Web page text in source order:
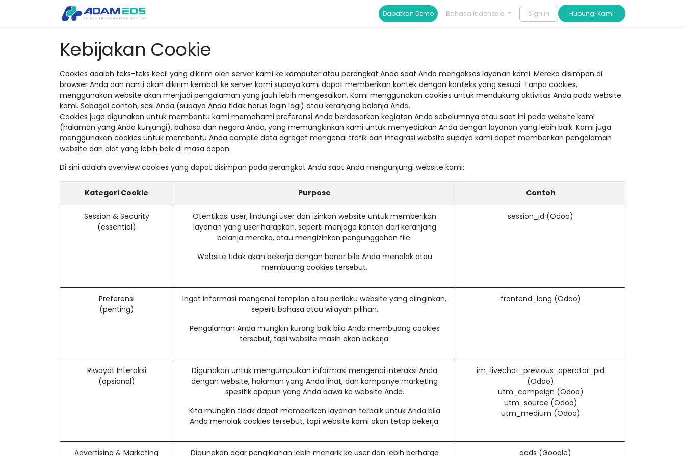
Dapatka​​n Demo Bahasa Indonesia Sign in ​​Hubungi Kami
Kebijakan Cookie
Cookies adalah teks-teks kecil yang dikirim oleh server kami ke komputer atau perangkat Anda saat Anda mengakses layanan kami. Mereka disimpan di
browser Anda dan nanti akan dikirim kembali ke server kami supaya kami dapat memberikan kontek dengan konteks yang sesuai. Tanpa cookies,
menggunakan website akan menjadi pengalaman yang jauh lebih mengesalkan. Kami menggunakan cookies untuk mendukung aktivitas Anda pada website
kami. Sebagai contoh, sesi Anda (supaya Anda tidak harus login lagi) atau keranjang belanja Anda.
Cookies juga digunakan untuk membantu kami memahami preferensi Anda berdasarkan kegiatan Anda sebelumnya atau saat ini pada website kami
(halaman yang Anda kunjungi), bahasa dan negara Anda, yang memungkinkan kami untuk menyediakan Anda dengan layanan yang lebih baik. Kami juga
menggunakan cookies untuk membantu Anda compile data agregat mengenai trafik dan integrasi website supaya kami dapat memberikan pengalaman
website dan alat yang lebih baik di masa depan.
Di sini adalah overview cookies yang dapat disimpan pada perangkat Anda saat Anda mengunjungi website kami:
Kategori Cookie Purpose Contoh
Session & Security
(essential)
Otentikasi user, lindungi user dan izinkan website untuk memberikan
layanan yang user harapkan, seperti menjaga konten dari keranjang
belanja mereka, atau mengizinkan pengunggahan file.
Website tidak akan bekerja dengan benar bila Anda menolak atau
membuang cookies tersebut.
session_id (Odoo)
Preferensi
(penting)
Ingat informasi mengenai tampilan atau perilaku website yang diinginkan,
seperti bahasa atau wilayah pilihan.
Pengalaman Anda mungkin kurang baik bila Anda membuang cookies
tersebut, tapi website masih akan bekerja.
frontend_lang (Odoo)
Riwayat Interaksi
(opsional)
Digunakan untuk mengumpulkan informasi mengenai interaksi Anda
dengan website, halaman yang Anda lihat, dan kampanye marketing
spesifik apapun yang Anda bawa ke website Anda.
Kita mungkin tidak dapat memberikan layanan terbaik untuk Anda bila
Anda menolak cookies tersebut, tapi website kami akan tetap bekerja.
im_livechat_previous_operator_pid
(Odoo)
utm_campaign (Odoo)
utm_source (Odoo)
utm_medium (Odoo)
Advertising & Marketing Digunakan agar pengiklanan lebih menarik ke user dan lebih berharga __gads (Google)